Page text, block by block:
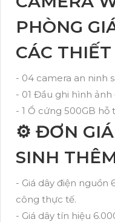
PHÒNG
CÁC
- 04 camera an ninh
- 01 Đầu ghi hình ảnh
- 1 Ổ cứng 500GB
⚙ ĐƠN GIÁ
SINH
- Giá dây điện
công thực tế.
- Giá dây tín hiệu